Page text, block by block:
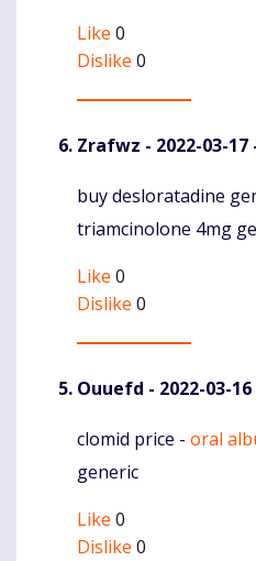
Like 0
Dislike 0
Zrafwz - 2022-03-17
Komentaras
buy desloratadine
triamcinolone 4mg
Like 0
Dislike 0
Ouuefd - 2022-03-
Komentaras
clomid price - oral
generic
Like 0
Dislike 0